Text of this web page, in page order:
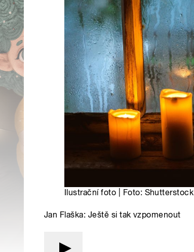
Ilustrační foto | Foto: Shutterstock
Jan Flaška: Ještě si tak vzpomenout